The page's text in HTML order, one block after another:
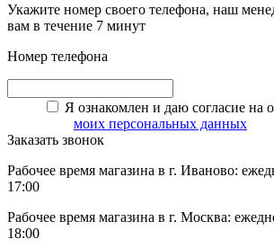
Укажите номер своего телефона, наш
вам в течение 7 минут
Номер телефона
Я ознакомлен и даю согласие на
моих персональных данных
Заказать звонок
Рабочее время магазина в г. Иваново:
17:00
Рабочее время магазина в г. Москва:
18:00